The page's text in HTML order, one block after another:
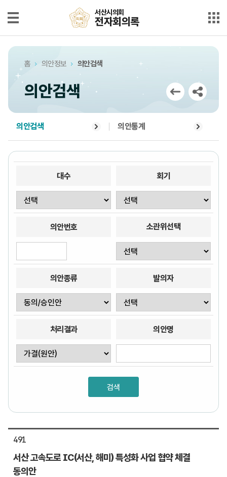
서산시의회
전자회의록
최근회의록
단순검색
상세검색
부록검색
의안정보
서산시의회
전자회의록
홈 의안정보 의안검색
의안검색
의안검색 의안통계
대수 회기
의안번호 소관위선택
의안종류 발의자
처리결과 의안명
491
서산 고속도로 IC(서산, 해미) 특성화 사업 협약 체결
동의안